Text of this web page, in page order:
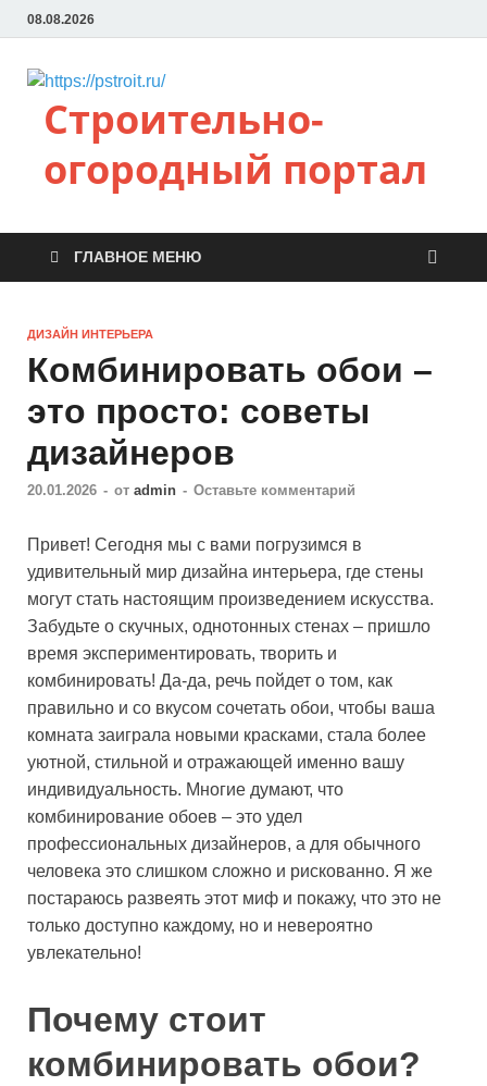
08.08.2026
Строительно-
огородный портал
ГЛАВНОЕ МЕНЮ
ДИЗАЙН ИНТЕРЬЕРА
Комбинировать обои –
это просто: советы
дизайнеров
20.01.2026 - от admin - Оставьте комментарий
Привет! Сегодня мы с вами погрузимся в
удивительный мир дизайна интерьера, где стены
могут стать настоящим произведением искусства.
Забудьте о скучных, однотонных стенах – пришло
время экспериментировать, творить и
комбинировать! Да-да, речь пойдет о том, как
правильно и со вкусом сочетать обои, чтобы ваша
комната заиграла новыми красками, стала более
уютной, стильной и отражающей именно вашу
индивидуальность. Многие думают, что
комбинирование обоев – это удел
профессиональных дизайнеров, а для обычного
человека это слишком сложно и рискованно. Я же
постараюсь развеять этот миф и покажу, что это не
только доступно каждому, но и невероятно
увлекательно!
Почему стоит
комбинировать обои?